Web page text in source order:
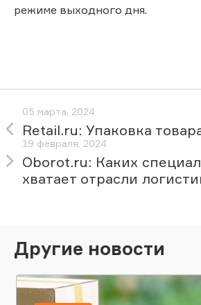
режиме выходного дня.
05 марта, 2024
Retail.ru: Упаковка
19 февраля, 2024
Oborot.ru: Каких
хватает отрасли
Другие новости